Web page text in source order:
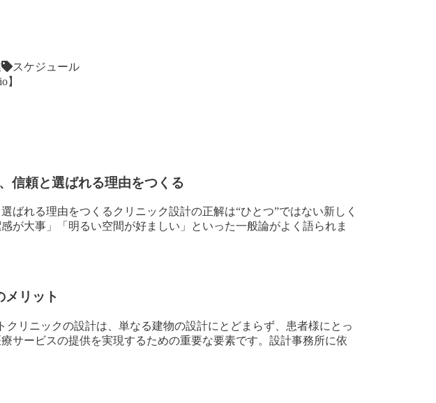
スケジュール
】
信頼と選ばれる理由をつくる
ばれる理由をつくるクリニック設計の正解は“ひとつ”ではない新しく
が大事」「明るい空間が好ましい」といった一般論がよく語られま
メリット
リニックの設計は、単なる建物の設計にとどまらず、患者様にとっ
サービスの提供を実現するための重要な要素です。設計事務所に依